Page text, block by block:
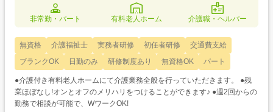
非常勤・パート 有料老人ホーム 介護職・ヘルパー
無資格 介護福祉士 実務者研修 初任者研修
交通費支給
ブランクOK
日勤のみ 研修制度あり 無資格OK パート
●介護付き有料老人ホームにて介護業務全般を行っていただきます。 ●残
業ほぼなし!オンとオフのメリハリをつけることができます♪ ●週2回からの
勤務で相談が可能で、WワークOK!